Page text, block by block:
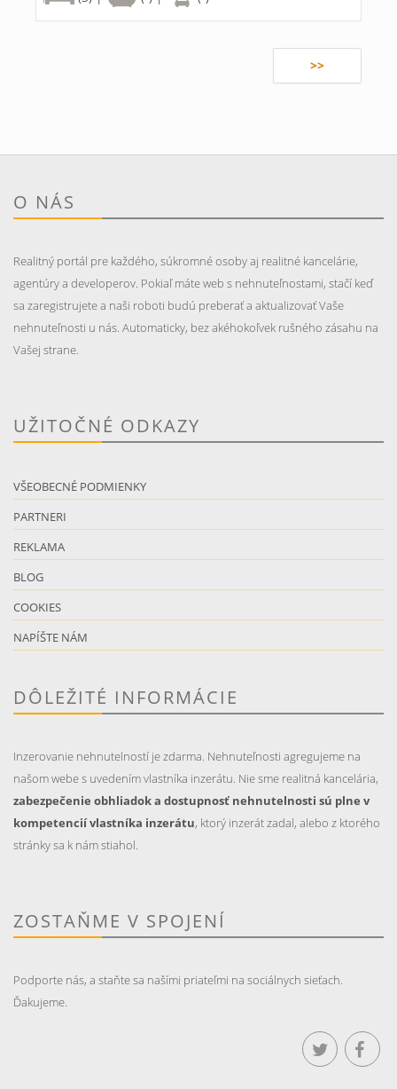
>>
O NÁS
Realitný portál pre každého, súkromné osoby aj realitné kancelárie,
agentúry a developerov. Pokiaľ máte web s nehnuteľnostami, stačí keď
sa zaregistrujete a naši roboti budú preberať a aktualizovať Vaše
nehnuteľnosti u nás. Automaticky, bez akéhokoľvek rušného zásahu na
Vašej strane.
UŽITOČNÉ ODKAZY
VŠEOBECNÉ PODMIENKY
PARTNERI
REKLAMA
BLOG
COOKIES
NAPÍŠTE NÁM
DÔLEŽITÉ INFORMÁCIE
Inzerovanie nehnutelností je zdarma. Nehnuteľnosti agregujeme na
našom webe s uvedením vlastníka inzerátu. Nie sme realitná kancelária,
zabezpečenie obhliadok a dostupnosť nehnutelnosti sú plne v
kompetencií vlastníka inzerátu, ktorý inzerát zadal, alebo z ktorého
stránky sa k nám stiahol.
ZOSTAŇME V SPOJENÍ
Podporte nás, a staňte sa našími priateľmi na sociálnych sieťach.
Ďakujeme.